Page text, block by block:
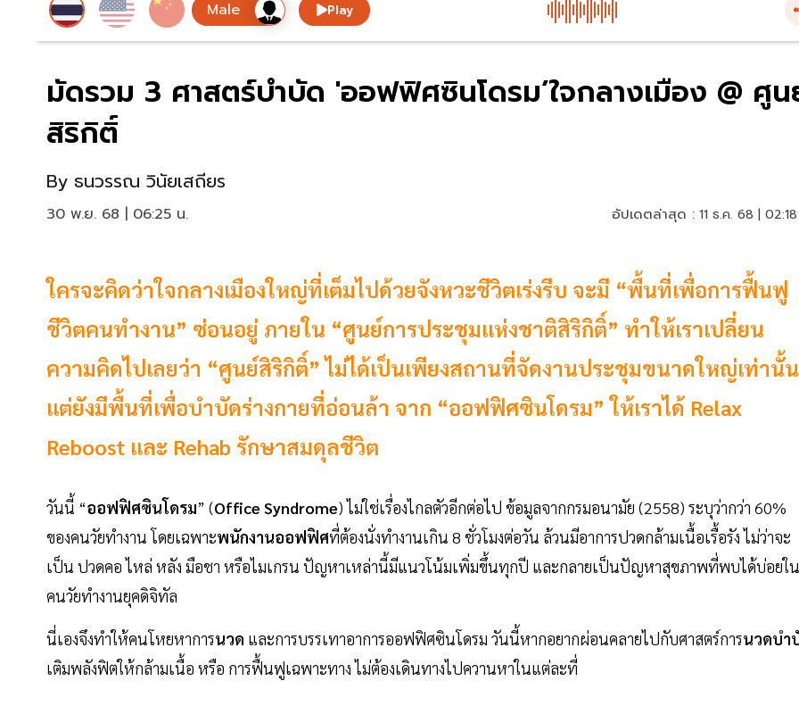
Play
มัดรวม 3 ศาสตร์บำบัด 'ออฟฟิศซินโดรม’ใจกลางเมือง @ ศู
สิริกิติ์
By ธนวรรณ วินัยเสถียร
30 พ.ย. 68 | 06:25 น. อัปเดตล่าสุด : 11 ธ.ค. 68 |
ใครจะคิดว่าใจกลางเมืองใหญ่ที่เต็มไปด้วยจังหวะชีวิตเร่งรีบ จะมี “พื้นที่เพื่อการฟื้นฟู
ชีวิตคนทำงาน” ซ่อนอยู่ ภายใน “ศูนย์การประชุมแห่งชาติสิริกิติ์” ทำให้เราเปลี่ยน
ความคิดไปเลยว่า “ศูนย์สิริกิติ์” ไม่ได้เป็นเพียงสถานที่จัดงานประชุมขนาดใหญ่เท่านั้น
แต่ยังมีพื้นที่เพื่อบำบัดร่างกายที่อ่อนล้า จาก “ออฟฟิศซินโดรม” ให้เราได้ Relax
Reboost และ Rehab รักษาสมดุลชีวิต
วันนี้ “ออฟฟิศซินโดรม” (Office Syndrome) ไม่ใช่เรื่องไกลตัวอีกต่อไป ข้อมูลจากกรมอนามัย (2558) ระบุว่ากว่า 60%
ของคนวัยทำงาน โดยเฉพาะพนักงานออฟฟิศที่ต้องนั่งทำงานเกิน 8 ชั่วโมงต่อวัน ล้วนมีอาการปวดกล้ามเนื้อเรื้อรัง ไม่ว่าจะ
เป็น ปวดคอ ไหล่ หลัง มือชา หรือไมเกรน ปัญหาเหล่านี้มีแนวโน้มเพิ่มขึ้นทุกปี และกลายเป็นปัญหาสุขภาพที่พบได้บ่อยใน
คนวัยทำงานยุคดิจิทัล
นี่เองจึงทำให้คนโหยหาการนวด และการบรรเทาอาการออฟฟิศซินโดรม วันนี้หากอยากผ่อนคลายไปกับศาสตร์การนวดบำ
เติมพลังฟิตให้กล้ามเนื้อ หรือ การฟื้นฟูเฉพาะทาง ไม่ต้องเดินทางไปควานหาในแต่ละที่